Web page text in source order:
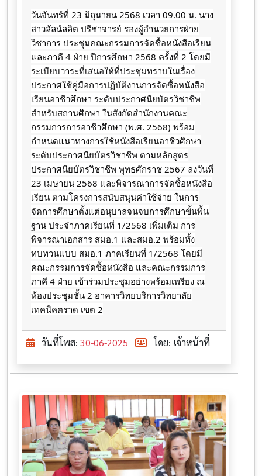
วันจันทร์ที่ 23 มิถุนายน 2568 เวลา 09.00 น. นาง
สาวลัลน์ลลิต ปรีชาจารย์ รองผู้อำนวยการฝ่าย
วิชาการ ประชุมคณะกรรมการจัดซื้อหนังสือเรียน
และภาคี 4 ฝ่าย ปีการศึกษา 2568 ครั้งที่ 2 โดยมี
ระเบียบวาระที่เสนอให้ที่ประชุมทราบในเรื่อง
ประกาศใช้คู่มือการปฏิบัติงานการจัดซื้อหนังสือ
เรียนอาชีวศึกษา ระดับประกาศนียบัตรวิชาชีพ
สำหรับสถานศึกษา ในสังกัดสำนักงานคณะ
กรรมการการอาชีวศึกษา (พ.ศ. 2568) พร้อม
กำหนดแนวทางการใช้หนังสือเรียนอาชีวศึกษา
ระดับประกาศนียบัตรวิชาชีพ ตามหลักสูตร
ประกาศนียบัตรวิชาชีพ พุทธศักราช 2567 ลงวันที่
23 เมษายน 2568 และพิจารณาการจัดซื้อหนังสือ
เรียน ตามโครงการสนับสนุนค่าใช้จ่าย ในการ
จัดการศึกษาตั้งแต่อนุบาลจนจบการศึกษาขั้นพื้น
ฐาน ประจำภาคเรียนที่ 1/2568 เพิ่มเติม การ
พิจารณาเอกสาร สมอ.1 และสมอ.2 พร้อมทั้ง
ทบทวนแบบ สมอ.1 ภาคเรียนที่ 1/2568 โดยมี
คณะกรรมการจัดซื้อหนังสือ และคณะกรรมการ
ภาคี 4 ฝ่าย เข้าร่วมประชุมอย่างพร้อมเพรียง ณ
ห้องประชุมชั้น 2 อาคารวิทยบริการวิทยาลัย
เทคนิคตราด เขต 2
วันที่โพส: 30-06-2025 โดย: เจ้าหน้าที่